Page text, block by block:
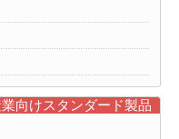
向けスタンダード製品